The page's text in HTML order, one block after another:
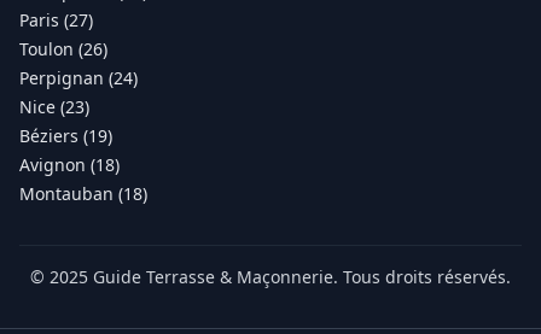
Paris (27)
Toulon (26)
Perpignan (24)
Nice (23)
Béziers (19)
Avignon (18)
Montauban (18)
© 2025 Guide Terrasse & Maçonnerie. Tous droits réservés.